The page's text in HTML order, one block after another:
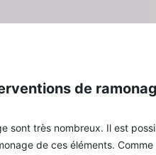
de
sont très nombreux. Il est
de ces éléments.